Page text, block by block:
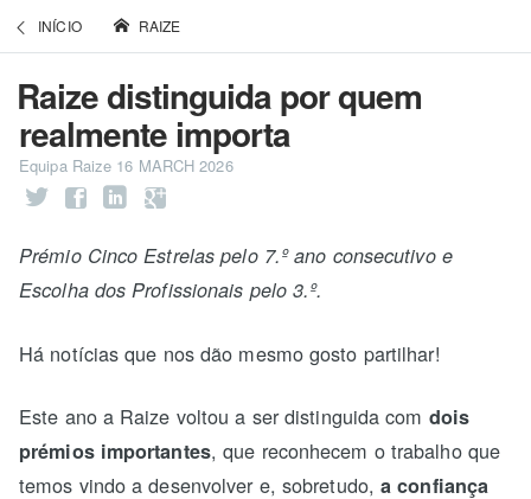
INÍCIO RAIZE
Raize distinguida por quem
realmente importa
Equipa Raize 16 MARCH 2026
Prémio Cinco Estrelas pelo 7.º ano consecutivo e
Escolha dos Profissionais pelo 3.º.
Há notícias que nos dão mesmo gosto partilhar!
Este ano a Raize voltou a ser distinguida com dois
prémios importantes, que reconhecem o trabalho que
temos vindo a desenvolver e, sobretudo,a confiança